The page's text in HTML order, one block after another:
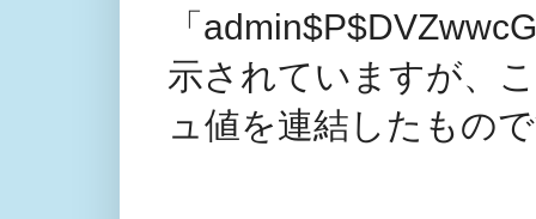
「
示されていますが、
ュ値を連結したもの